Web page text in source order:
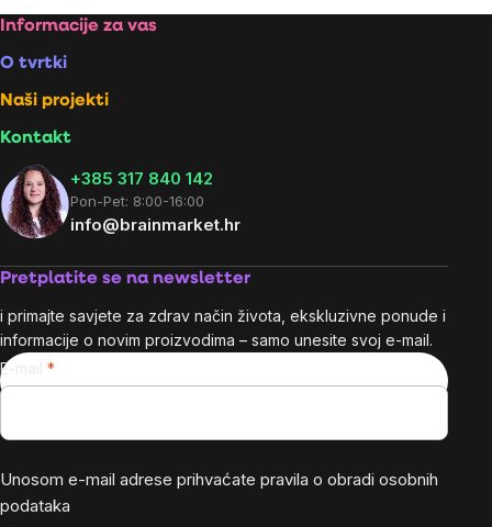
Footer
Informacije za vas
O tvrtki
Naši projekti
Kontakt
+385 317 840 142
Pon-Pet: 8:00-16:00
info@brainmarket.hr
Pretplatite se na newsletter
i primajte savjete za zdrav način života, ekskluzivne ponude i
informacije o novim proizvodima – samo unesite svoj e-mail.
E-mail
Unosom e-mail adrese prihvaćate pravila o obradi osobnih
podataka